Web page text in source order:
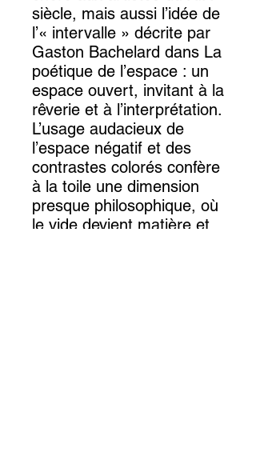
siècle, mais aussi l’idée de
l’« intervalle » décrite par
Gaston Bachelard dans La
poétique de l’espace : un
espace ouvert, invitant à la
rêverie et à l’interprétation.
L’usage audacieux de
l’espace négatif et des
contrastes colorés confère
à la toile une dimension
presque philosophique, où
le vide devient matière et